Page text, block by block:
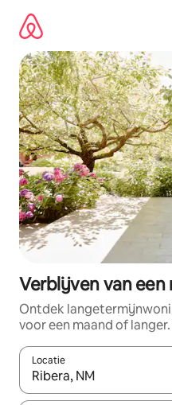
direct
naar
inhoud
Verblijven van een
Ontdek
voor een maand of langer.
Locatie
Wanneer er resultaten